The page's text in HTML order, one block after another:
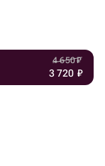
4 650₽
3 720 ₽